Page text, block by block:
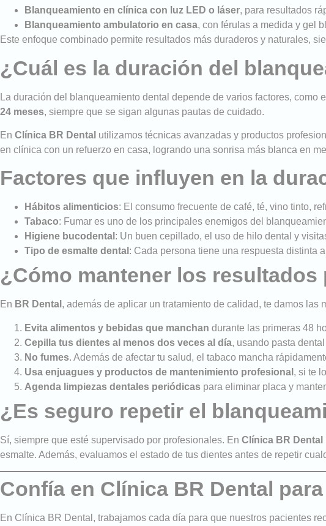
Blanqueamiento en clínica con luz LED o láser, para resultados
Blanqueamiento ambulatorio en casa, con férulas a medida y gel
Este enfoque combinado permite resultados más duraderos y naturales,
¿Cuál es la duración del
La duración del blanqueamiento dental depende de varios factores,
24 meses, siempre que se sigan algunas pautas de cuidado.
En Clínica BR Dental utilizamos técnicas avanzadas y productos
en clínica con un refuerzo en casa, logrando una sonrisa más blanca en
Factores que influyen en la
Hábitos alimenticios: El consumo frecuente de café, té, vino tinto,
Tabaco: Fumar es uno de los principales enemigos del
Higiene bucodental : Un buen cepillado, el uso de hilo dental y
Tipo de esmalte dental : Cada persona tiene una respuesta distinta
¿Cómo mantener los resultados
En BR Dental , además de aplicar un tratamiento de calidad, te damos
Evita alimentos y bebidas que manchan durante las primeras 48
Cepilla tus dientes al menos dos veces al día, usando pasta
No fumes. Además de afectar tu salud, el tabaco mancha
Usa enjuagues y productos de mantenimiento profesional , si te
Agenda limpiezas dentales periódicas para eliminar placa y
¿Es seguro repetir el
Sí, siempre que esté supervisado por profesionales. En Clínica BR Dental
esmalte. Además, evaluamos el estado de tus dientes antes de repetir
Confía en Clínica BR Dental
En Clínica BR Dental, trabajamos cada día para que nuestros pacientes